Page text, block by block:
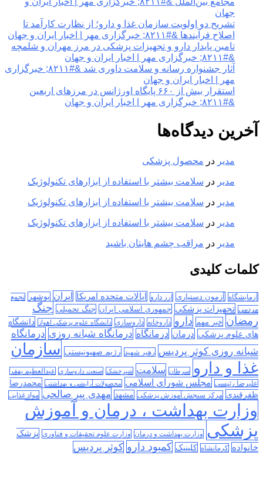
جهان
تشریح دو اولویت سازمان غذا و دارو؛ از نظارت کارآمد تا
اصلاح فرآیندها &#۸۲۱۱; خبرگزاری مهر | اخبار ایران و جهان
تامین پایدار دارو و تجهیزات پزشکی در مرز مهران و شلمچه
&#۸۲۱۱; خبرگزاری مهر | اخبار ایران و جهان
آثار جشنواره رسانه و سلامت داوری شد &#۸۲۱۱; خبرگزاری
مهر | اخبار ایران و جهان
استقرار بیش از ۶۶۰ پایگاه اورژانس در مرزهای اربعین
&#۸۲۱۱; خبرگزاری مهر | اخبار ایران و جهان
آخرین دیدگاه‌ها
مدیر در محصول پزشکی
مدیر در سلامت بیشتر با استفاده از ابزارهای تکنولوژیک
مدیر در سلامت بیشتر با استفاده از ابزارهای تکنولوژیک
مدیر در سلامت بیشتر با استفاده از ابزارهای تکنولوژیک
مدیر در مراقب چشم هایتان باشید
کلمات کلیدی
آزمایشگاه آزمون دستیاری ارز دارو ایالات متحده امریکا ایران بوشهر
تجمع
مردمی تجهیزات پزشکی جمهوری اسلامی ایران جنگ تحمیلی جنگ
رمضان خبر مهم دارو داروخانه داروسازی دانشگاه علوم پزشکی اهواز
دانشگاه
های علوم پزشکی درمان درمانگاه درمانگاه شبانه روزی درمانگاه
شبانه روزی کوثر پردیس رهبر شهید رژیم صهیونیستی سازمان
غذا و دارو
سرطان سلامت شیرخشک صنعت داروسازی عبدالعظیم بهفر
علیرضا رئیسی مجلس شورای اسلامی محصولات آرایشی و بهداشتی محمدرضا
ظفرقندی مرکز سنجش آموزش پزشکی مشهد مهدی پیر صالحی مواد غذایی
وزارت بهداشت ، درمان و آموزش
پزشکی وزارت بهداشت و درمان وزارت علوم تحقیقات و فناوری پزشک
خانواده کرمانشاه کلینیک کمبود دارو کوثر پردیس